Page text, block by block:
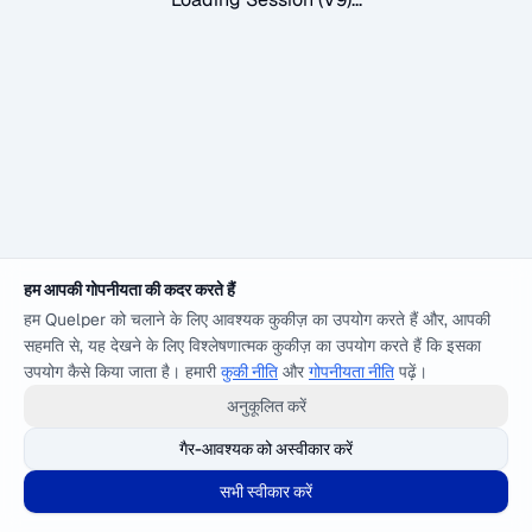
हम आपकी गोपनीयता की कदर करते हैं
हम Quelper को चलाने के लिए आवश्यक कुकीज़ का उपयोग करते हैं और, आपकी
सहमति से, यह देखने के लिए विश्लेषणात्मक कुकीज़ का उपयोग करते हैं कि इसका
उपयोग कैसे किया जाता है। हमारीकुकी नीति और गोपनीयता नीति पढ़ें।
अनुकूलित करें
गैर-आवश्यक को अस्वीकार करें
सभी स्वीकार करें